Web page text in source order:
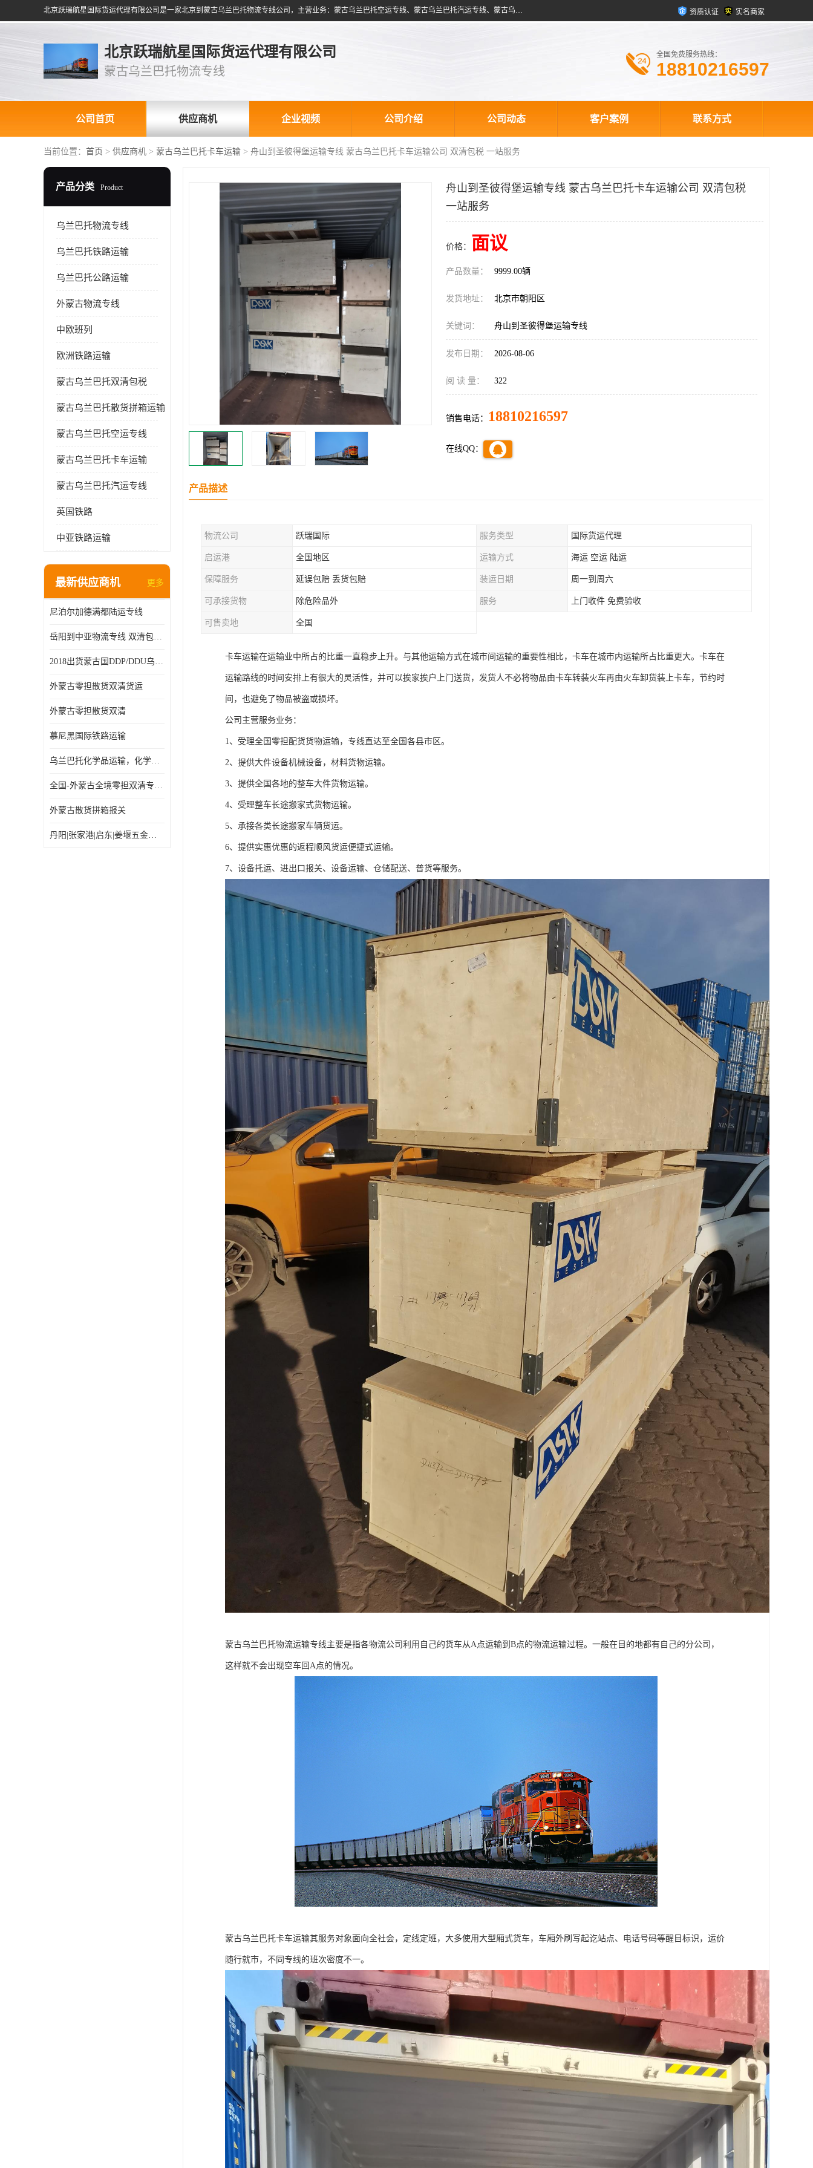
北京跃瑞航星国际货运代理有限公司是一家北京到蒙古乌兰巴托物流专线公司，主营业务：蒙古乌兰巴托空运专线、蒙古乌兰巴托汽运专线、蒙古乌兰巴托散货拼箱、蒙古乌兰巴托双清包税、蒙古乌兰巴托铁路运输等运输服务。以北京为中心服务于全国各地，运输能力及代理网络覆盖蒙古、俄罗斯、中亚五国各主要城市及站点。 资质认证 实名商家
北京跃瑞航星国际货运代理有限公司
蒙古乌兰巴托物流专线
全国免费服务热线：
18810216597
公司首页 供应商机 企业视频 公司介绍 公司动态 客户案例 联系方式
当前位置： 首页 > 供应商机 > 蒙古乌兰巴托卡车运输 > 舟山到圣彼得堡运输专线 蒙古乌兰巴托卡车运输公司 双清包税 一站服务
产品分类 Product
乌兰巴托物流专线
乌兰巴托铁路运输
乌兰巴托公路运输
外蒙古物流专线
中欧班列
欧洲铁路运输
蒙古乌兰巴托双清包税
蒙古乌兰巴托散货拼箱运输
蒙古乌兰巴托空运专线
蒙古乌兰巴托卡车运输
蒙古乌兰巴托汽运专线
英国铁路
中亚铁路运输
最新供应商机 更多
尼泊尔加德满都陆运专线
岳阳到中亚物流专线 双清包税 一站服务
2018出货蒙古国DDP/DDU乌兰巴托双清国际物流专线
外蒙古零担散货双清货运
外蒙古零担散货双清
慕尼黑国际铁路运输
乌兰巴托化学品运输，化学品怎么运到乌兰巴托
全国-外蒙古全境零担双清专线/外蒙古DDP双清
外蒙古散货拼箱报关
丹阳|张家港|启东|姜堰五金机电工具出口乌兰巴托怎么运输较划算
舟山到圣彼得堡运输专线 蒙古乌兰巴托卡车运输公司 双清包税
一站服务
价格： 面议
产品数量： 9999.00辆
发货地址： 北京市朝阳区
关键词： 舟山到圣彼得堡运输专线
发布日期： 2026-08-06
阅 读 量： 322
销售电话： 18810216597
在线QQ：
产品描述
物流公司 跃瑞国际 服务类型 国际货运代理
启运港 全国地区 运输方式 海运 空运 陆运
保障服务 延误包赔 丢货包赔 装运日期 周一到周六
可承接货物 除危险品外 服务 上门收件 免费验收
可售卖地 全国
卡车运输在运输业中所占的比重一直稳步上升。与其他运输方式在城市间运输的重要性相比，卡车在城市内运输所占比重更大。卡车在
运输路线的时间安排上有很大的灵活性，并可以挨家挨户上门送货，发货人不必将物品由卡车转装火车再由火车卸货装上卡车，节约时
间，也避免了物品被盗或损坏。
公司主营服务业务：
1、受理全国零担配货货物运输，专线直达至全国各县市区。
2、提供大件设备机械设备，材料货物运输。
3、提供全国各地的整车大件货物运输。
4、受理整车长途搬家式货物运输。
5、承接各类长途搬家车辆货运。
6、提供实惠优惠的返程顺风货运便捷式运输。
7、设备托运、进出口报关、设备运输、仓储配送、普货等服务。
蒙古乌兰巴托物流运输专线主要是指各物流公司利用自己的货车从A点运输到B点的物流运输过程。一般在目的地都有自己的分公司，
这样就不会出现空车回A点的情况。
蒙古乌兰巴托卡车运输其服务对象面向全社会，定线定班，大多使用大型厢式货车，车厢外刷写起讫站点、电话号码等醒目标识，运价
随行就市，不同专线的班次密度不一。